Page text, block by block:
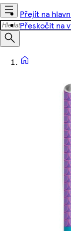
Přejít na
Přeskočit na